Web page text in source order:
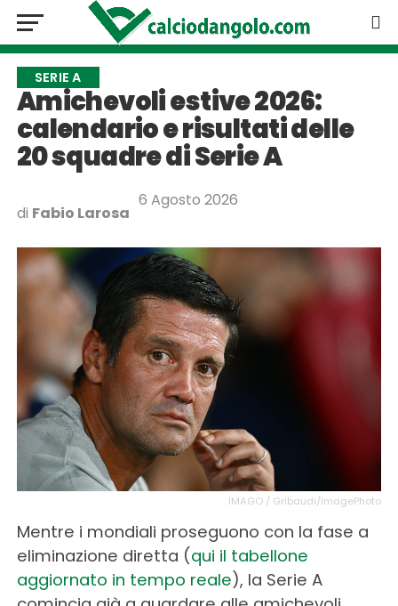
SERIE A
Amichevoli estive 2026:
calendario e risultati delle
20 squadre di Serie A
di Fabio Larosa
6 Agosto 2026
IMAGO / Gribaudi/ImagePhoto
Mentre i mondiali proseguono con la fase a
eliminazione diretta (qui il tabellone
aggiornato in tempo reale), la Serie A